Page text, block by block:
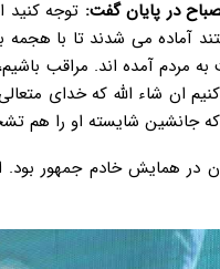
در پایان گفت: توجه کنید
مردم آمده اند. مراقب
ان شاء الله که خدای
جانشین شایسته او را هم
در همایش خادم جمهور بود.